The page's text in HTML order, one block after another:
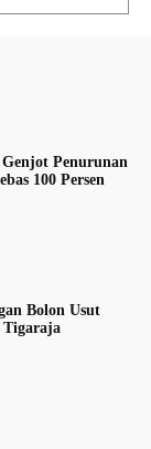
Penurunan
100 Persen
Bolon Usut
Tigaraja